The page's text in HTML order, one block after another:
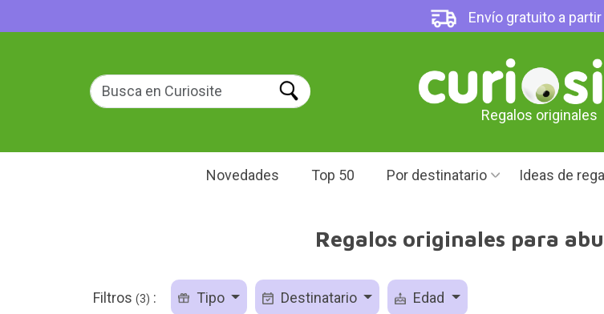
Envío gratuito a
Regalos originales
Novedades Top 50 Por destinatario Ideas de
Regalos originales para
Filtros (3) : Tipo Destinatario Edad